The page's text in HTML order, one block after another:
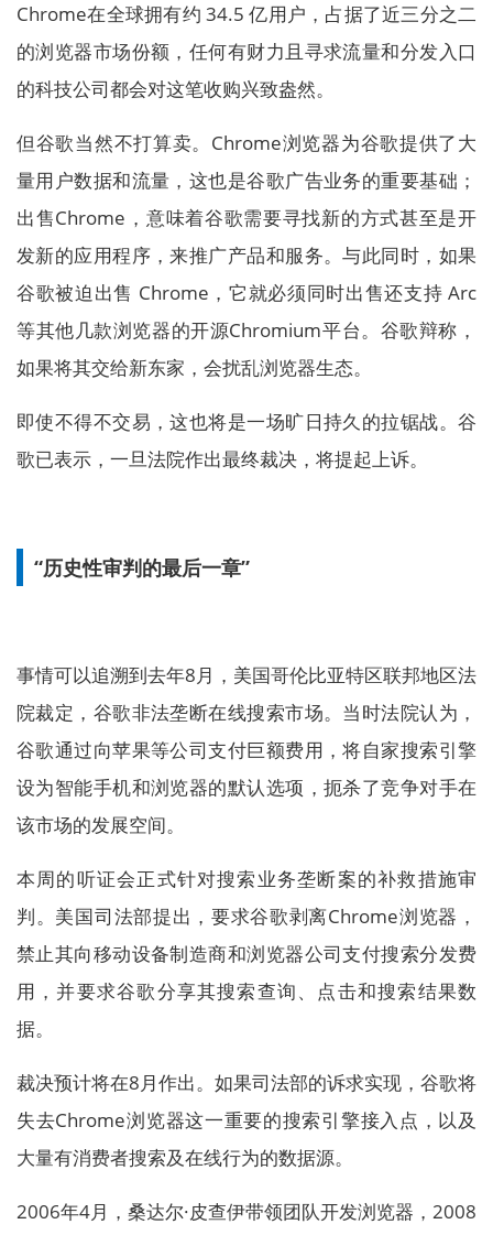
Chrome在全球拥有约 34.5 亿用户，占据了近三分之二
的浏览器市场份额，任何有财力且寻求流量和分发入口
的科技公司都会对这笔收购兴致盎然。
但谷歌当然不打算卖。Chrome浏览器为谷歌提供了大
量用户数据和流量，这也是谷歌广告业务的重要基础；
出售Chrome，意味着谷歌需要寻找新的方式甚至是开
发新的应用程序，来推广产品和服务。与此同时，如果
谷歌被迫出售 Chrome，它就必须同时出售还支持 Arc
等其他几款浏览器的开源Chromium平台。谷歌辩称，
如果将其交给新东家，会扰乱浏览器生态。
即使不得不交易，这也将是一场旷日持久的拉锯战。谷
歌已表示，一旦法院作出最终裁决，将提起上诉。
“历史性审判的最后一章”
事情可以追溯到去年8月，美国哥伦比亚特区联邦地区法
院裁定，谷歌非法垄断在线搜索市场。当时法院认为，
谷歌通过向苹果等公司支付巨额费用，将自家搜索引擎
设为智能手机和浏览器的默认选项，扼杀了竞争对手在
该市场的发展空间。
本周的听证会正式针对搜索业务垄断案的补救措施审
判。美国司法部提出，要求谷歌剥离Chrome浏览器，
禁止其向移动设备制造商和浏览器公司支付搜索分发费
用，并要求谷歌分享其搜索查询、点击和搜索结果数
据。
裁决预计将在8月作出。如果司法部的诉求实现，谷歌将
失去Chrome浏览器这一重要的搜索引擎接入点，以及
大量有消费者搜索及在线行为的数据源。
2006年4月，桑达尔·皮查伊带领团队开发浏览器，2008